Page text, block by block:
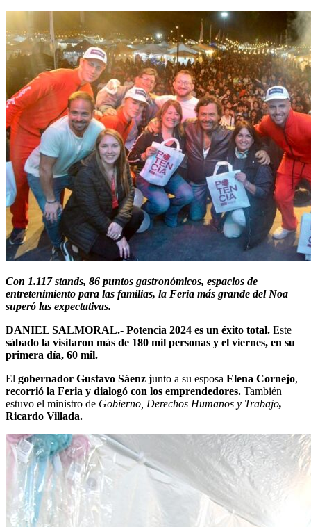
Con 1.117 stands, 86 puntos gastronómicos, espacios de
entretenimiento para las familias, la Feria más grande del Noa
superó las expectativas.
DANIEL SALMORAL.- Potencia 2024 es un éxito total. Este
sábado la visitaron más de 180 mil personas y el viernes, en su
primera día, 60 mil.
El gobernador Gustavo Sáenz junto a su esposa Elena Cornejo,
recorrió la Feria y dialogó con los emprendedores. También
estuvo el ministro de Gobierno, Derechos Humanos y Trabajo,
Ricardo Villada.